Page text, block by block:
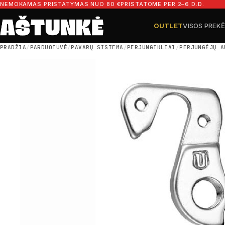
Pereiti prie turinio
NEMOKAMAS PRISTATYMAS NUO 80 €PRISTATOME PER 2–6 D.D.
OUTLETVISOS
Ieškoti dalių
Ieškoti
PRADŽIA/PARDUOTUVĖ/PAVARŲ SISTEMA /PERJUNGIKLIAI /PERJUNGĖJŲ